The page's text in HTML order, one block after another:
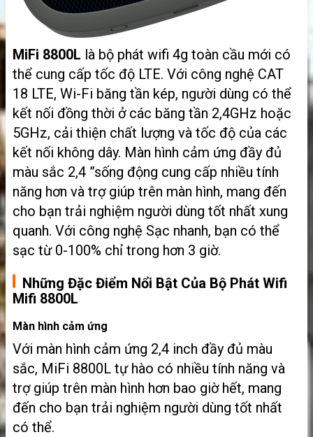
MiFi 8800L là bộ phát wifi 4g toàn cầu mới có
thể cung cấp tốc độ LTE. Với công nghệ CAT
18 LTE, Wi-Fi băng tần kép, người dùng có thể
kết nối đồng thời ở các băng tần 2,4GHz hoặc
5GHz, cải thiện chất lượng và tốc độ của các
kết nối không dây. Màn hình cảm ứng đầy đủ
màu sắc 2,4 ”sống động cung cấp nhiều tính
năng hơn và trợ giúp trên màn hình, mang đến
cho bạn trải nghiệm người dùng tốt nhất xung
quanh. Với công nghệ Sạc nhanh, bạn có thể
sạc từ 0-100% chỉ trong hơn 3 giờ.
Những Đặc Điểm Nổi Bật Của Bộ Phát Wifi
Mifi 8800L
Màn hình cảm ứng
Với màn hình cảm ứng 2,4 inch đầy đủ màu
sắc, MiFi 8800L tự hào có nhiều tính năng và
trợ giúp trên màn hình hơn bao giờ hết, mang
đến cho bạn trải nghiệm người dùng tốt nhất
có thể.